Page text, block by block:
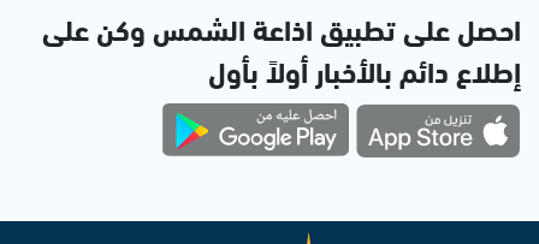
احصل على تطبيق اذاعة الشمس وكن على
إطلاع دائم بالأخبار أولاً بأول